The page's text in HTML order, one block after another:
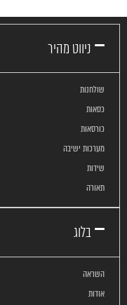
ניווט מהיר
שולחנות
כסאות
כורסאות
מערכות ישיבה
שידות
תאורה
בלוג
השראה
אודות